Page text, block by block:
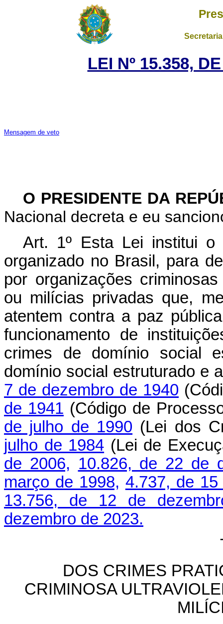
LEI Nº 15.358,
Mensagem de veto
O PRESIDENTE DA
Nacional decreta e eu
Art. 1º Esta Lei institui
organizado no Brasil, para
por organizações
ou milícias privadas que,
atentem contra a paz
funcionamento de
crimes de domínio social
domínio social estruturado e
7 de dezembro de 1940
de 1941 (Código de
de julho de 1990 (Lei dos
julho de 1984 (Lei de
de 2006, 10.826, de 22 de
março de 1998, 4.737, de
13.756, de 12 de
dezembro de 2023.
DOS CRIMES
CRIMINOSA